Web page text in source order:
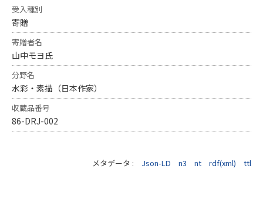
受入種別
寄贈
寄贈者名
山中モヨ氏
分野名
水彩・素描（日本作家）
収蔵品番号
86-DRJ-002
メタデータ : Json-LD n3 nt rdf(xml) ttl